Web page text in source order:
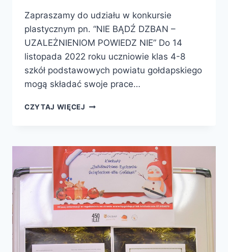
Zapraszamy do udziału w konkursie
plastycznym pn. “NIE BĄDŹ DZBAN –
UZALEŻNIENIOM POWIEDZ NIE” Do 14
listopada 2022 roku uczniowie klas 4-8
szkół podstawowych powiatu gołdapskiego
mogą składać swoje prace…
CZYTAJ WIĘCEJ “NIE
UZALEŻNIENIOM
POWIEDZ
NIE”